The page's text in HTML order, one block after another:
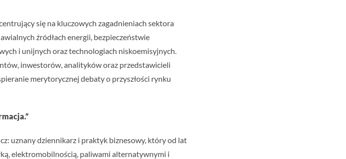
się na kluczowych zagadnieniach sektora
źródłach energii, bezpieczeństwie
i unijnych oraz technologiach niskoemisyjnych.
inwestorów, analityków oraz przedstawicieli
merytorycznej debaty o przyszłości rynku
uznany dziennikarz i praktyk biznesowy, który od lat
elektromobilnością, paliwami alternatywnymi i